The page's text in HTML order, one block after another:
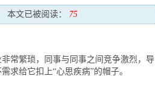
本文已被阅读： 75
常繁琐，同事与同事之间竞争激烈，导
求给它扣上“心思疾病”的帽子。